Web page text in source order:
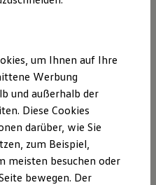
GmbH
kaufmann.de
GmbH
kaufmann.de
um Ihnen auf Ihre
Werbung
und außerhalb der
Diese Cookies
darüber, wie Sie
zum Beispiel,
meisten besuchen oder
bewegen. Der